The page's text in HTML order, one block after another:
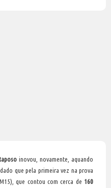
inovou, novamente, aquando
que pela primeira vez na prova
que contou com cerca de 160